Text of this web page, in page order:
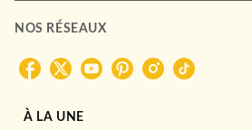
NOS RÉSEAUX
À LA UNE